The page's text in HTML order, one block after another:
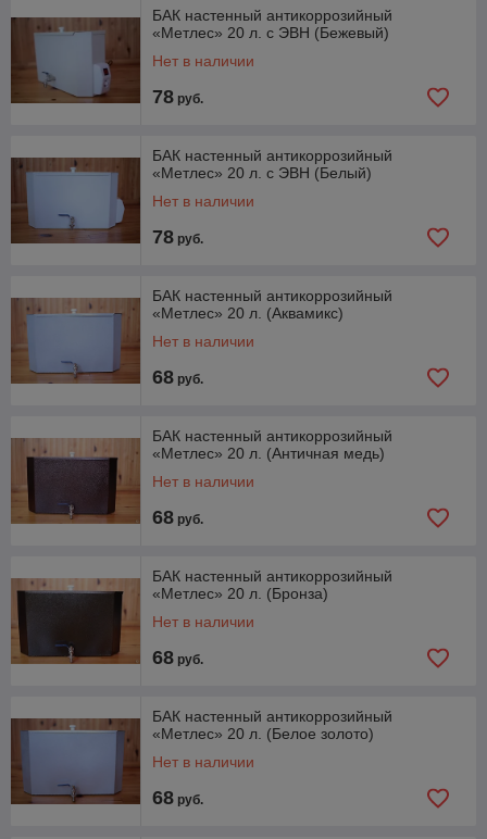
БАК настенный антикоррозийный
«Метлес» 20 л. с ЭВН (Бежевый)
Нет в наличии
78 руб.
БАК настенный антикоррозийный
«Метлес» 20 л. с ЭВН (Белый)
Нет в наличии
78 руб.
БАК настенный антикоррозийный
«Метлес» 20 л. (Аквамикс)
Нет в наличии
68 руб.
БАК настенный антикоррозийный
«Метлес» 20 л. (Античная медь)
Нет в наличии
68 руб.
БАК настенный антикоррозийный
«Метлес» 20 л. (Бронза)
Нет в наличии
68 руб.
БАК настенный антикоррозийный
«Метлес» 20 л. (Белое золото)
Нет в наличии
68 руб.